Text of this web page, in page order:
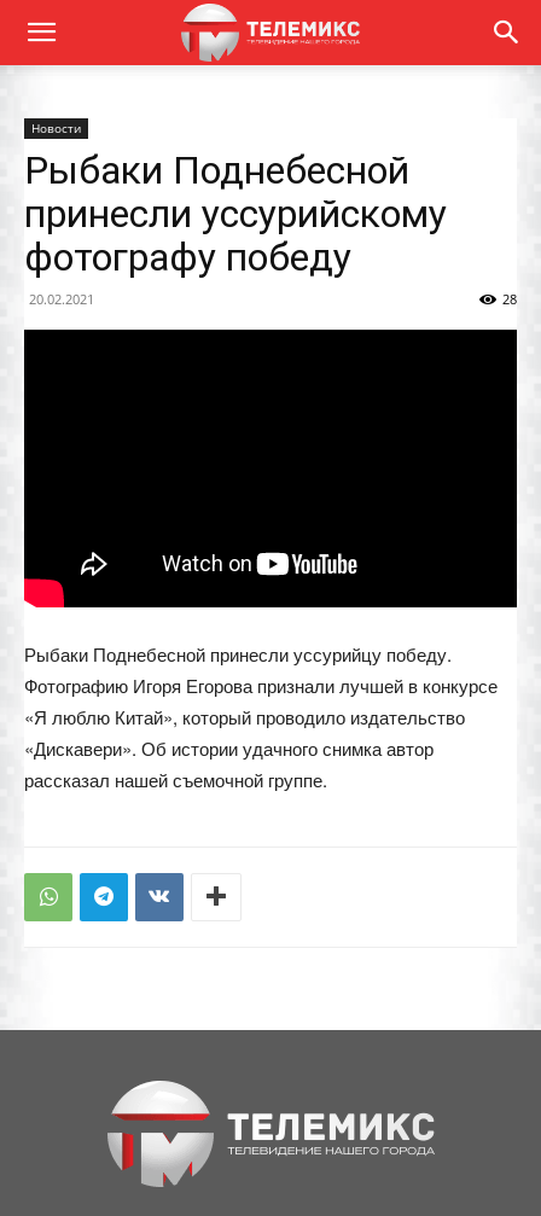
Новости
Рыбаки Поднебесной
принесли уссурийскому
фотографу победу
20.02.2021 28
Рыбаки Поднебесной принесли уссурийцу победу.
Фотографию Игоря Егорова признали лучшей в конкурсе
«Я люблю Китай», который проводило издательство
«Дискавери». Об истории удачного снимка автор
рассказал нашей съемочной группе.